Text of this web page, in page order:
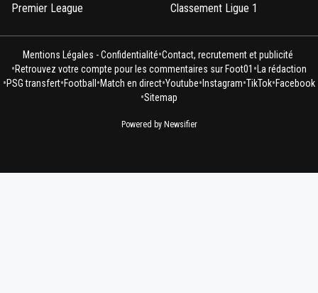
Premier League
Classement Ligue 1
Mentions Légales - Confidentialité•Contact, recrutement et publicité
•Retrouvez votre compte pour les commentaires sur Foot01 • La rédaction
•PSG transfert•Football •Match en direct•Youtube• Instagram•TikTok•Facebook
•Sitemap
Powered by Newsifier